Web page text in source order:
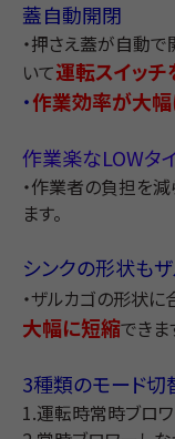
蓋自動開閉
・押さえ蓋が自動
いて運転スイッチ
・作業効率が大
作業楽なLOWタ
・作業者の負担を
ます。
シンクの形状も
・ザルカゴの形状に
大幅に短縮できま
3種類のモード切
1.運転時常時ブロ